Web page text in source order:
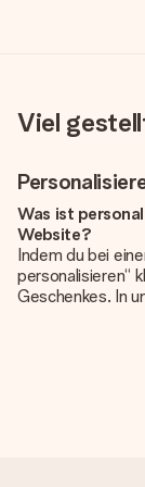
Viel
Was ist
Website?
Indem du bei
personalisieren“
Geschenkes. In
noch eines
Geschenk die